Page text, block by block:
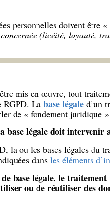
personnelles doivent être «
(licéité, loyauté,
mis en œuvre, tout
RGPD. La base légaled’un
de « fondement juridique
base légale doit
la ou les bases légales du
dans les éléments
de base légale, le
ou de réutiliser des